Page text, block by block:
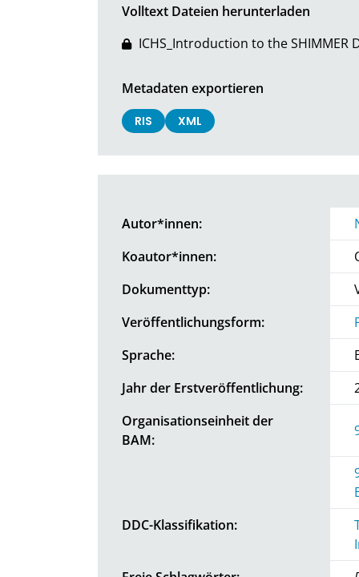
Volltext Dateien herunterladen
ICHS_Introduction to the SHIMMER
Metadaten exportieren
RIS XML
Autor*innen:
Koautor*innen:
Dokumenttyp:
Veröffentlichungsform:
Sprache:
Jahr der Erstveröffentlichung:
Organisationseinheit der
BAM:
DDC-Klassifikation: